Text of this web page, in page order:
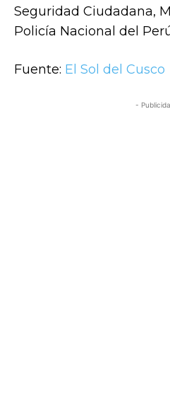
Seguridad Ciudadana,
Policía Nacional del
Fuente: El Sol del Cusco
-